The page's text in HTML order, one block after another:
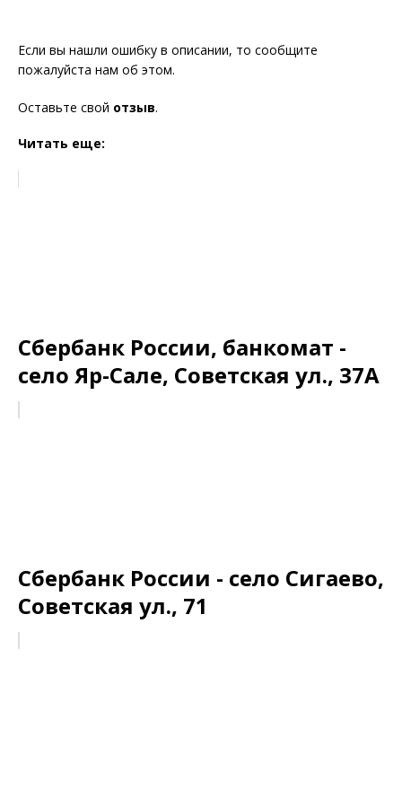
Если вы нашли ошибку в описании, то сообщите
пожалуйста нам об этом.
Оставьте свой отзыв.
Читать еще:
Сбербанк России, банкомат -
село Яр-Сале, Советская ул., 37А
Сбербанк России - село Сигаево,
Советская ул., 71